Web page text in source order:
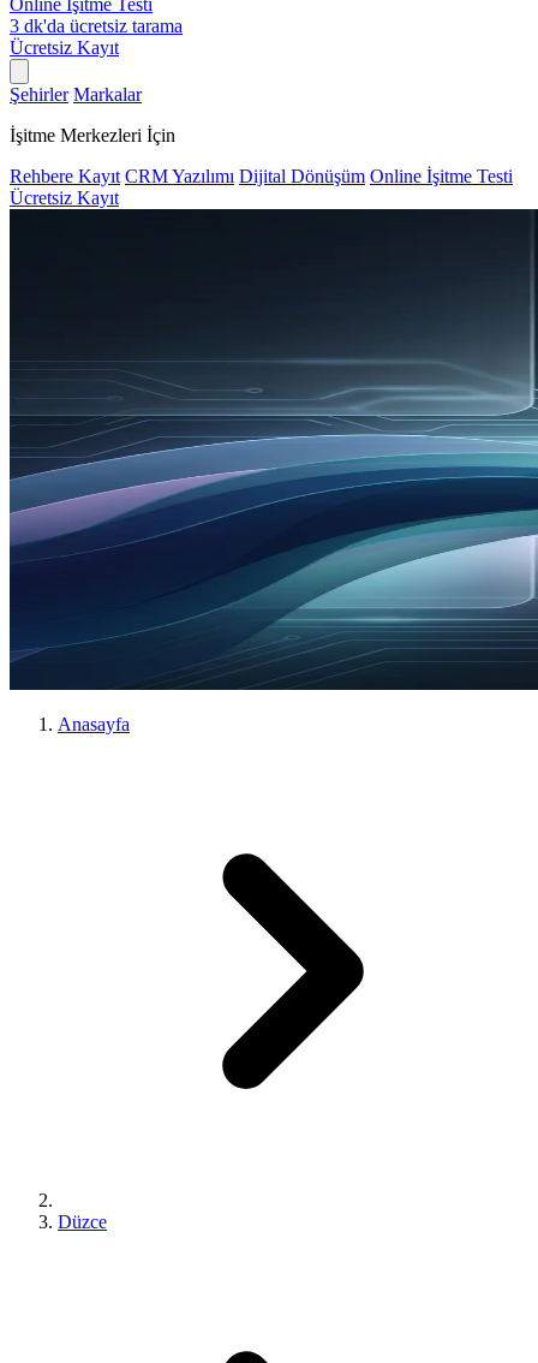
Online İşitme Testi
3 dk'da ücretsiz tarama
Ücretsiz Kayıt
Şehirler Markalar
İşitme Merkezleri İçin
Rehbere Kayıt CRM Yazılımı Dijital Dönüşüm Online İşitme Testi
Ücretsiz Kayıt
Anasayfa
Düzce